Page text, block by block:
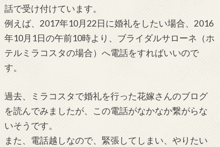
話で受け付けています。
例えば、2017年10月22日に婚礼をしたい場合、2016
年10月1日の午前10時より、ブライダルサローネ（ホ
テルミラコスタの場合）へ電話をすればいいので
す。
過去、ミラコスタで婚礼を行った花嫁さんのブログ
を読んでみましたが、この電話がなかなか繋がらな
いそうです。
また、電話越しなので、緊張してしまい、やりたい